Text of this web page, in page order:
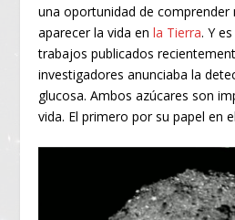
una oportunidad de
aparecer la vida enla Tierra. Y
trabajos publicados
investigadores anunciaba la
glucosa. Ambos azúcares son
vida. El primero por su papel en